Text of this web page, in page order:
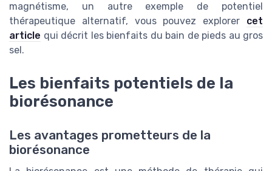
magnétisme, un autre exemple de potentiel
thérapeutique alternatif, vous pouvez explorer cet
article qui décrit les bienfaits du bain de pieds au gros
sel.
Les bienfaits potentiels de la
biorésonance
Les avantages prometteurs de la
biorésonance